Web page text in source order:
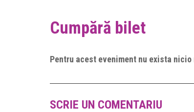
Cumpără bilet
Pentru acest eveniment nu exista
SCRIE UN COMENTARIU